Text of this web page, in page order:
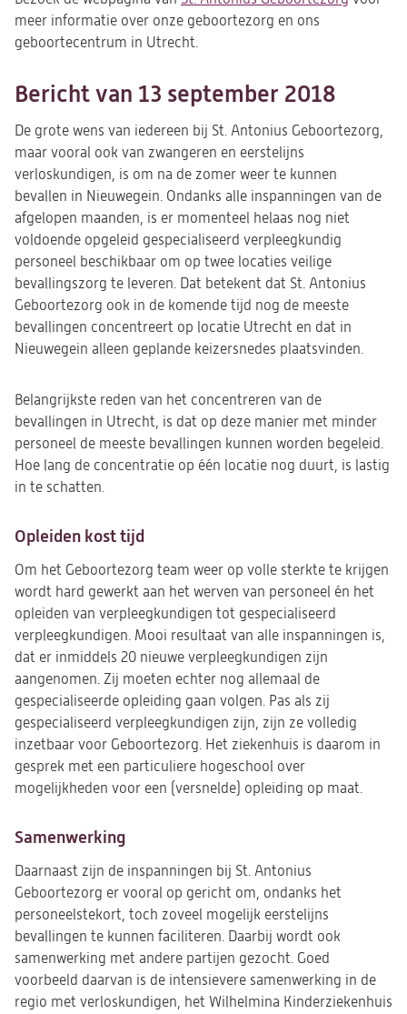
meer informatie over onze geboortezorg en ons
geboortecentrum in Utrecht.
Bericht van 13 september 2018
De grote wens van iedereen bij St. Antonius Geboortezorg,
maar vooral ook van zwangeren en eerstelijns
verloskundigen, is om na de zomer weer te kunnen
bevallen in Nieuwegein. Ondanks alle inspanningen van de
afgelopen maanden, is er momenteel helaas nog niet
voldoende opgeleid gespecialiseerd verpleegkundig
personeel beschikbaar om op twee locaties veilige
bevallingszorg te leveren. Dat betekent dat St. Antonius
Geboortezorg ook in de komende tijd nog de meeste
bevallingen concentreert op locatie Utrecht en dat in
Nieuwegein alleen geplande keizersnedes plaatsvinden.
Belangrijkste reden van het concentreren van de
bevallingen in Utrecht, is dat op deze manier met minder
personeel de meeste bevallingen kunnen worden begeleid.
Hoe lang de concentratie op één locatie nog duurt, is lastig
in te schatten.
Opleiden kost tijd
Om het Geboortezorg team weer op volle sterkte te krijgen
wordt hard gewerkt aan het werven van personeel én het
opleiden van verpleegkundigen tot gespecialiseerd
verpleegkundigen. Mooi resultaat van alle inspanningen is,
dat er inmiddels 20 nieuwe verpleegkundigen zijn
aangenomen. Zij moeten echter nog allemaal de
gespecialiseerde opleiding gaan volgen. Pas als zij
gespecialiseerd verpleegkundigen zijn, zijn ze volledig
inzetbaar voor Geboortezorg. Het ziekenhuis is daarom in
gesprek met een particuliere hogeschool over
mogelijkheden voor een (versnelde) opleiding op maat.
Samenwerking
Daarnaast zijn de inspanningen bij St. Antonius
Geboortezorg er vooral op gericht om, ondanks het
personeelstekort, toch zoveel mogelijk eerstelijns
bevallingen te kunnen faciliteren. Daarbij wordt ook
samenwerking met andere partijen gezocht. Goed
voorbeeld daarvan is de intensievere samenwerking in de
regio met verloskundigen, het Wilhelmina Kinderziekenhuis